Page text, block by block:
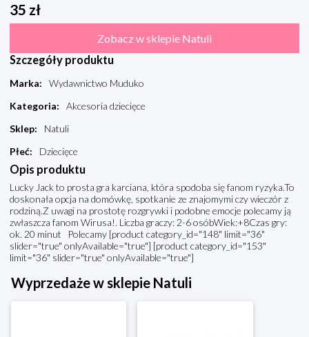
35 zł
Zobacz w sklepie Natuli
Szczegóły produktu
Marka:
Wydawnictwo Muduko
Kategoria:
Akcesoria dziecięce
Sklep:
Natuli
Płeć: Dziecięce
Opis produktu
Lucky Jack to prosta gra karciana, która spodoba się fanom ryzyka.To
doskonała opcja na domówkę, spotkanie ze znajomymi czy wieczór z
rodziną.Z uwagi na prostotę rozgrywki i podobne emocje polecamy ją
zwłaszcza fanom Wirusa!. Liczba graczy: 2-6 osóbWiek:+8Czas gry:
ok. 20 minut Polecamy [product category_id="148" limit="36"
slider="true" onlyAvailable="true"] [product category_id="153"
limit="36" slider="true" onlyAvailable="true"]
Wyprzedaże w sklepie Natuli